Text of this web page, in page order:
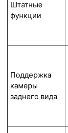
Штатные
функции
Поддержка
камеры
заднего вида